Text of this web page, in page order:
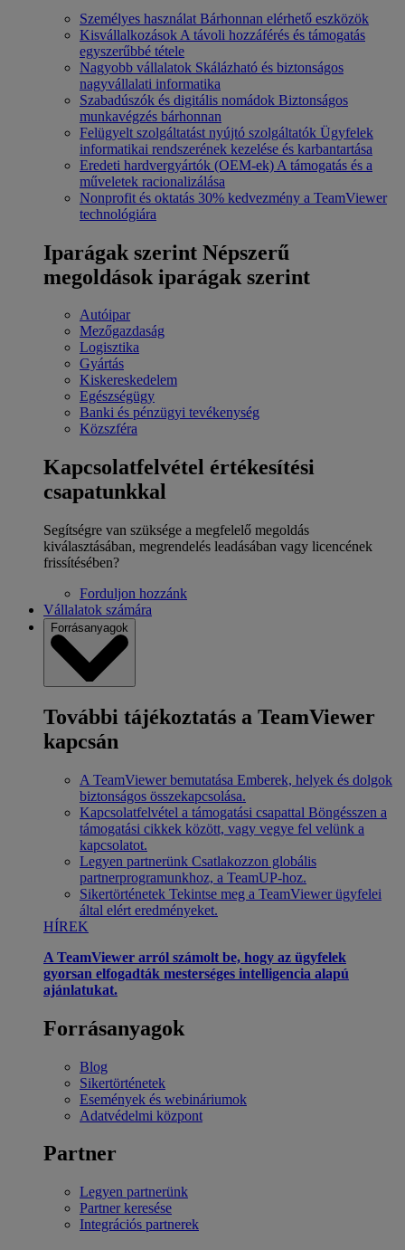
Személyes használat Bárhonnan elérhető eszközök
Kisvállalkozások A távoli hozzáférés és támogatás
egyszerűbbé tétele
Nagyobb vállalatok Skálázható és biztonságos
nagyvállalati informatika
Szabadúszók és digitális nomádok Biztonságos
munkavégzés bárhonnan
Felügyelt szolgáltatást nyújtó szolgáltatók Ügyfelek
informatikai rendszerének kezelése és karbantartása
Eredeti hardvergyártók (OEM-ek) A támogatás és a
műveletek racionalizálása
Nonprofit és oktatás 30% kedvezmény a TeamViewer
technológiára
Iparágak szerint Népszerű
megoldások iparágak szerint
Autóipar
Mezőgazdaság
Logisztika
Gyártás
Kiskereskedelem
Egészségügy
Banki és pénzügyi tevékenység
Közszféra
Kapcsolatfelvétel értékesítési
csapatunkkal
Segítségre van szüksége a megfelelő megoldás
kiválasztásában, megrendelés leadásában vagy licencének
frissítésében?
Forduljon hozzánk
Vállalatok számára
Forrásanyagok
További tájékoztatás a TeamViewer
kapcsán
A TeamViewer bemutatása Emberek, helyek és dolgok
biztonságos összekapcsolása.
Kapcsolatfelvétel a támogatási csapattal Böngésszen a
támogatási cikkek között, vagy vegye fel velünk a
kapcsolatot.
Legyen partnerünk Csatlakozzon globális
partnerprogramunkhoz, a TeamUP-hoz.
Sikertörténetek Tekintse meg a TeamViewer ügyfelei
által elért eredményeket.
HÍREK
A TeamViewer arról számolt be, hogy az ügyfelek
gyorsan elfogadták mesterséges intelligencia alapú
ajánlatukat.
Forrásanyagok
Blog
Sikertörténetek
Események és webináriumok
Adatvédelmi központ
Partner
Legyen partnerünk
Partner keresése
Integrációs partnerek